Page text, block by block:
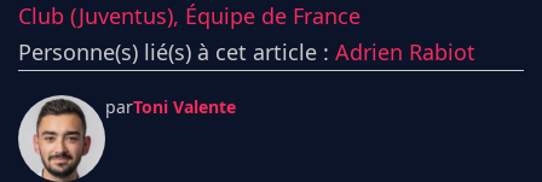
Club (Juventus), Équipe de France
Personne(s) lié(s) à cet article : Adrien Rabiot
parToni Valente